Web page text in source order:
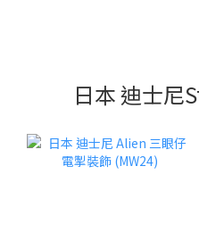
日本 迪士尼